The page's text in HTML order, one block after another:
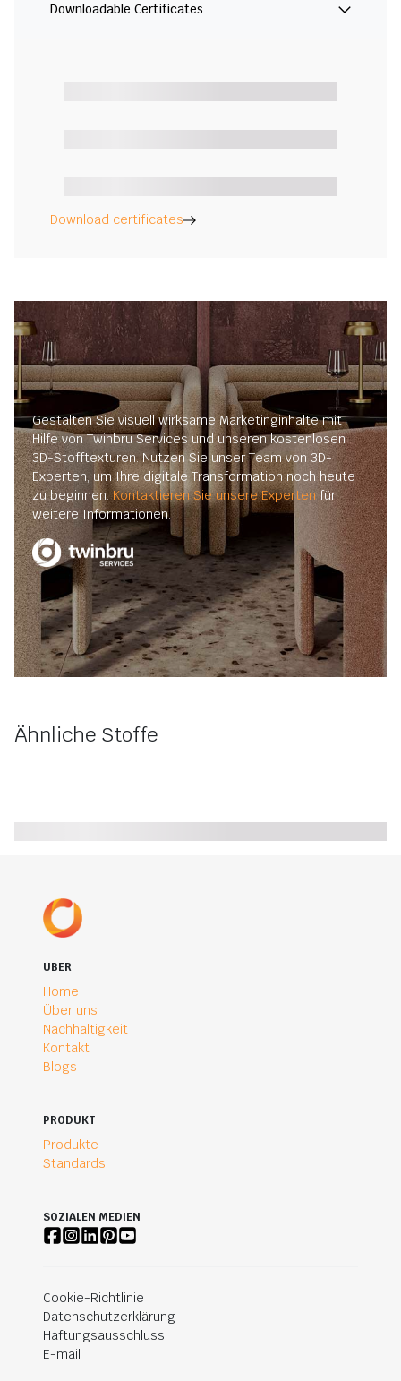
Downloadable Certificates
Download certificates
Gestalten Sie visuell wirksame Marketinginhalte mit
Hilfe von Twinbru Services und unseren kostenlosen
3D-Stofftexturen. Nutzen Sie unser Team von 3D-
Experten, um Ihre digitale Transformation noch heute
zu beginnen.Kontaktieren Sie unsere Expertenfür
weitere Informationen.
Ähnliche Stoffe
UBER
Home
Über uns
Nachhaltigkeit
Kontakt
Blogs
PRODUKT
Produkte
Standards
SOZIALEN MEDIEN
Cookie-Richtlinie
Datenschutzerklärung
Haftungsausschluss
E-mail